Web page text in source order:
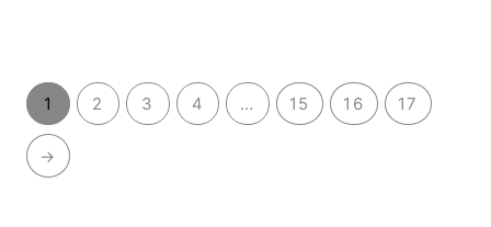
1 2 3 4 … 15 16 17
→